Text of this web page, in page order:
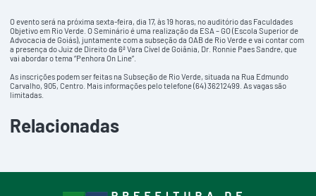
O evento será na próxima sexta-feira, dia 17, às 19 horas, no auditório das Faculdades
Objetivo em Rio Verde. O Seminário é uma realização da ESA – GO (Escola Superior de
Advocacia de Goiás), juntamente com a subseção da OAB de Rio Verde e vai contar com
a presença do Juiz de Direito da 6ª Vara Cível de Goiânia, Dr. Ronnie Paes Sandre, que
vai abordar o tema “Penhora On Line”.
As inscrições podem ser feitas na Subseção de Rio Verde, situada na Rua Edmundo
Carvalho, 905, Centro. Mais informações pelo telefone (64) 36212499. As vagas são
limitadas.
Relacionadas